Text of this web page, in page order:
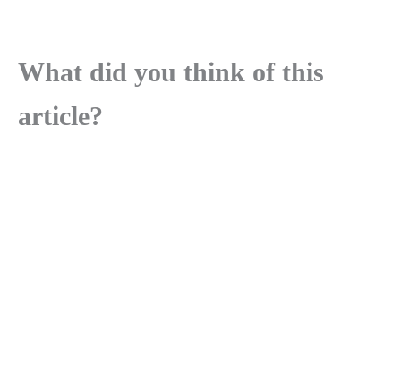
What did you think of this
article?